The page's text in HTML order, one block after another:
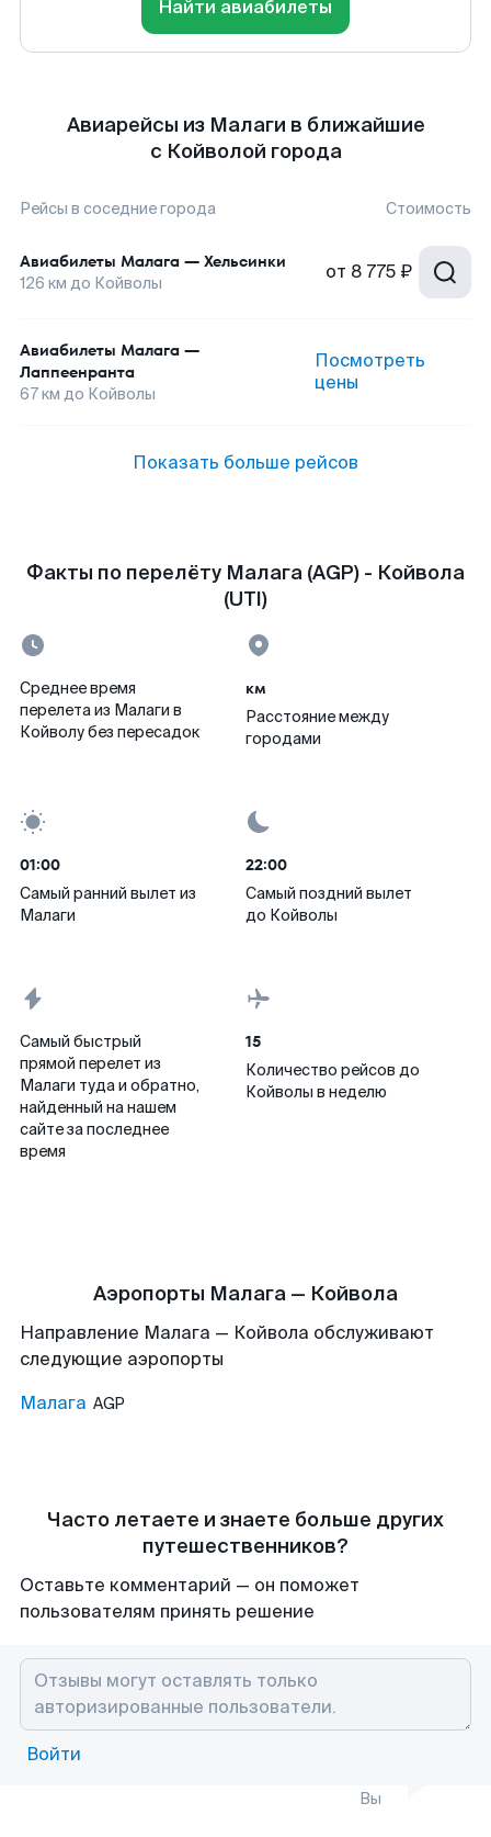
Найти авиабилеты
Авиарейсы из Малаги в ближайшие
с Койволой города
Рейсы в соседние города Стоимость
Авиабилеты Малага — Хельсинки
126 км до Койволы от 8 775 ₽
Авиабилеты Малага —
Лаппеенранта
67км до Койволы
Посмотреть
цены
Показать больше рейсов
Факты по перелёту Малага (AGP) - Койвола
(UTI)
Среднее время
перелета из Малаги в
Койволу без пересадок
км
Расстояние между
городами
01:00
Самый ранний вылет из
Малаги
22:00
Самый поздний вылет
до Койволы
Самый быстрый
прямой перелет из
Малаги туда и обратно,
найденный на нашем
сайте за последнее
время
15
Количество рейсов до
Койволы в неделю
Аэропорты Малага — Койвола
Направление Малага — Койвола обслуживают
следующие аэропорты
Малага AGP
Часто летаете и знаете больше других
путешественников?
Оставьте комментарий — он поможет
пользователям принять решение
Войти
Вы